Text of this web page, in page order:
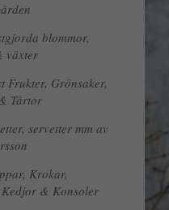
blommor,
växter
Frukter, Grönsaker,
Tårtor
servetter mm av
Krokar,
& Konsoler